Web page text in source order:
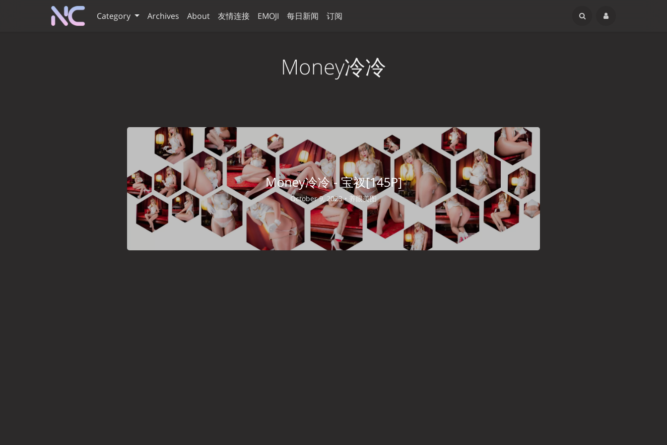
Category Archives About 友情连接 EMOJI 每日新闻 订阅
Money冷冷
Money冷冷 - 宝衩[145P]
October 9, 2023 • 养眼美图